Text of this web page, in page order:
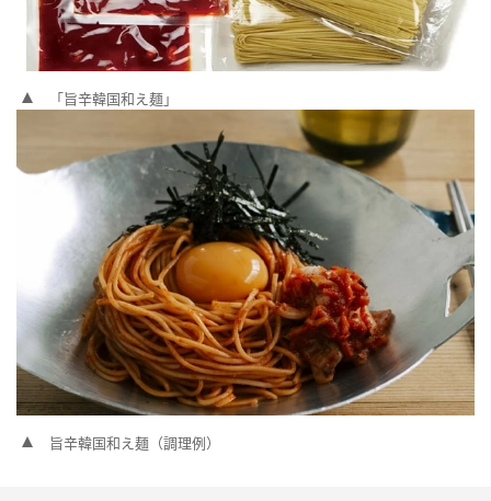
「旨辛韓国和え麺」
旨辛韓国和え麺（調理例）